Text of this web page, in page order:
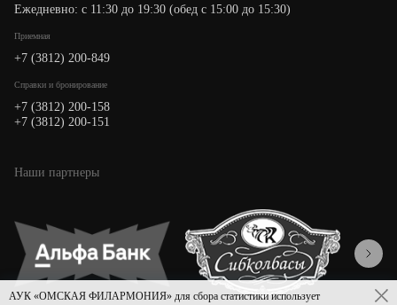
Ежедневно: с 11:30 до 19:30 (обед с 15:00 до 15:30)
Приемная
+7 (3812) 200-849
Cправки и бронирование
+7 (3812) 200-158
+7 (3812) 200-151
Наши партнеры
АУК «ОМСКАЯ ФИЛАРМОНИЯ» для сбора статистики использует